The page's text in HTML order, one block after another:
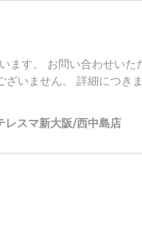
ます。 お問い合わせい
ざいません。 詳細につ
レスマ新大阪/西中島店